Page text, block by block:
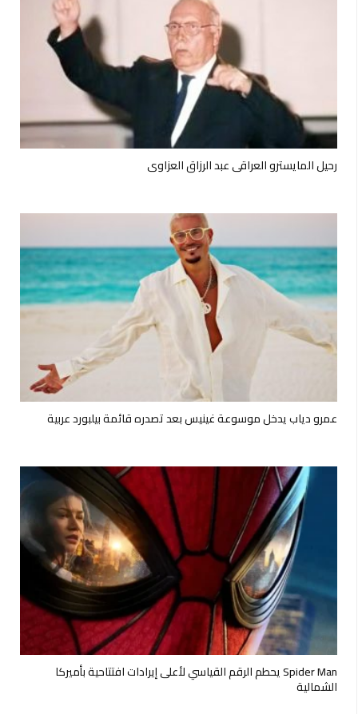
رحيل المايسترو العراقي عبد الرزاق العزاوي
عمرو دياب يدخل موسوعة غينيس بعد تصدره قائمة بيلبورد عربية
Spider Man يحطم الرقم القياسي لأعلى إيرادات افتتاحية بأميركا
الشمالية